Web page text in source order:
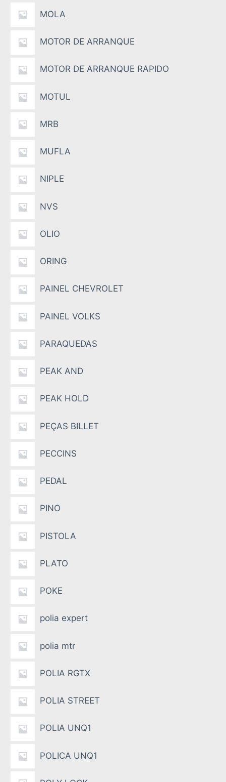
MOLA
MOTOR DE ARRANQUE
MOTOR DE ARRANQUE RAPIDO
MOTUL
MRB
MUFLA
NIPLE
NVS
OLIO
ORING
PAINEL CHEVROLET
PAINEL VOLKS
PARAQUEDAS
PEAK AND
PEAK HOLD
PEÇAS BILLET
PECCINS
PEDAL
PINO
PISTOLA
PLATO
POKE
polia expert
polia mtr
POLIA RGTX
POLIA STREET
POLIA UNQ1
POLICA UNQ1